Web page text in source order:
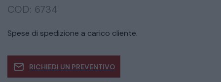
COD: 6734
Spese di spedizione a carico cliente.
RICHIEDI UN PREVENTIVO